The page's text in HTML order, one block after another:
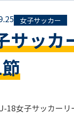
女子サッカー
サッ
18女子サッカーリ